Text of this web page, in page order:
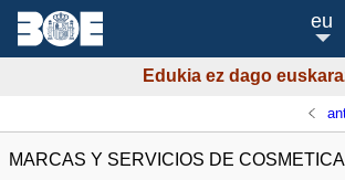
eu
Edukia ez dago
MARCAS Y SERVICIOS DE